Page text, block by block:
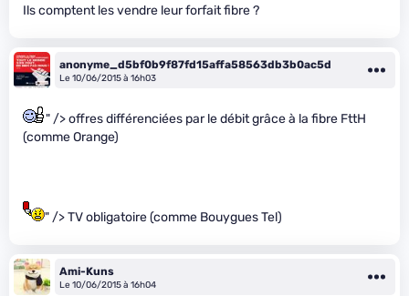
Ils comptent les vendre leur forfait fibre ?
anonyme_d5bf0b9f87fd15affa58563db3b0ac5d
Le 10/06/2015 à 16h03
" /> offres différenciées par le débit grâce à la fibre FttH
(comme Orange)
" /> TV obligatoire (comme Bouygues Tel)
Ami-Kuns
Le 10/06/2015 à 16h04